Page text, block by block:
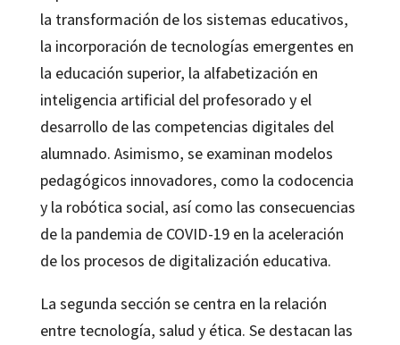
la transformación de los sistemas educativos,
la incorporación de tecnologías emergentes en
la educación superior, la alfabetización en
inteligencia artificial del profesorado y el
desarrollo de las competencias digitales del
alumnado. Asimismo, se examinan modelos
pedagógicos innovadores, como la codocencia
y la robótica social, así como las consecuencias
de la pandemia de COVID-19 en la aceleración
de los procesos de digitalización educativa.
La segunda sección se centra en la relación
entre tecnología, salud y ética. Se destacan las